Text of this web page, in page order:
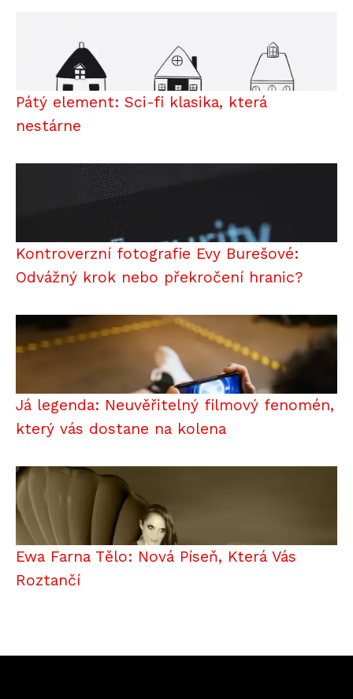
Pátý element: Sci-fi klasika, která
nestárne
Kontroverzní fotografie Evy Burešové:
Odvážný krok nebo překročení hranic?
Já legenda: Neuvěřitelný filmový fenomén,
který vás dostane na kolena
Ewa Farna Tělo: Nová Píseň, Která Vás
Roztančí